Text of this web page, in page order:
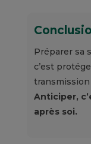
Préparer sa
c’est
Anticiper,
après soi.